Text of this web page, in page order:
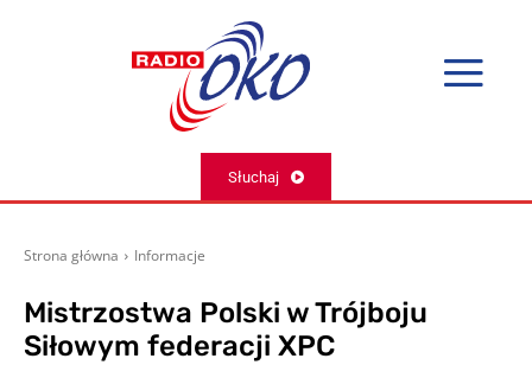
Słuchaj
Strona główna Informacje
Mistrzostwa Polski w Trójboju
Siłowym federacji XPC